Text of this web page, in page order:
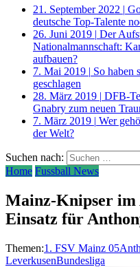
21. September 2022 |
deutsche Top-Talente
26. Juni 2019 | Der
Nationalmannschaft:
aufbauen?
7. Mai 2019 | So haben
geschlagen
28. März 2019 | DFB-
Gnabry zum neuen
7. März 2019 | Wer
der Welt?
Suchen nach:
Home Fussball News
Mainz-Knipser im
Einsatz für
Themen:1. FSV Mainz 05
LeverkusenBundesliga